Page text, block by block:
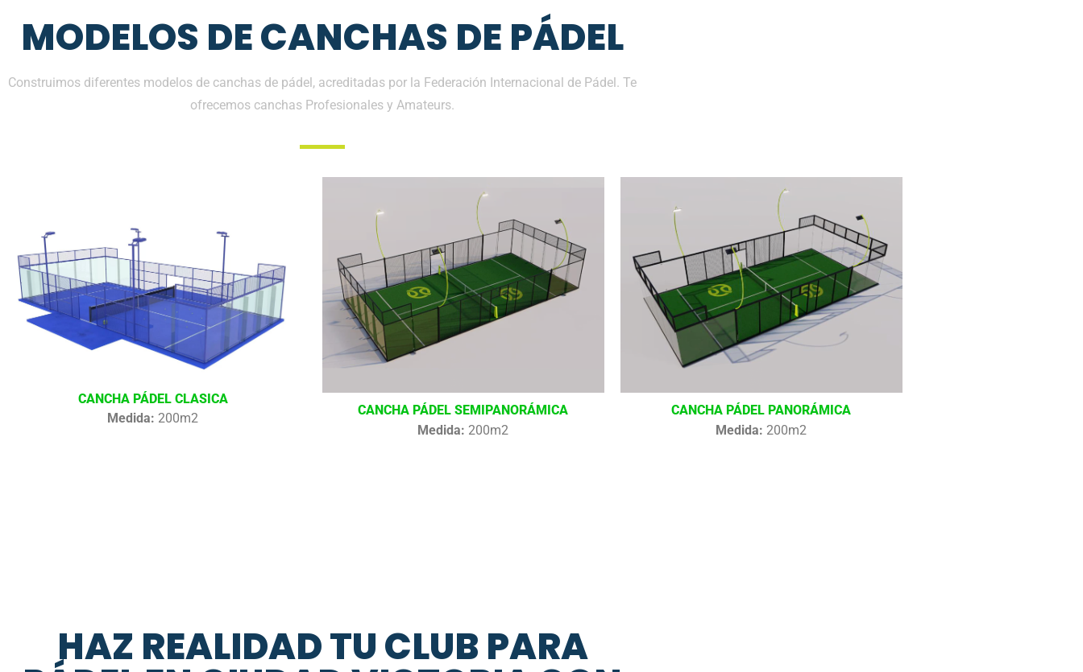
MODELOS DE CANCHAS DE PÁDEL
Construimos diferentes modelos de canchas de pádel, acreditadas por la Federación Internacional de Pádel. Te
ofrecemos canchas Profesionales y Amateurs.
CANCHA PÁDEL CLASICA
Medida: 200m2
CANCHA PÁDEL SEMIPANORÁMICA
Medida: 200m2
CANCHA PÁDEL PANORÁMICA
Medida: 200m2
HAZ REALIDAD TU CLUB PARA